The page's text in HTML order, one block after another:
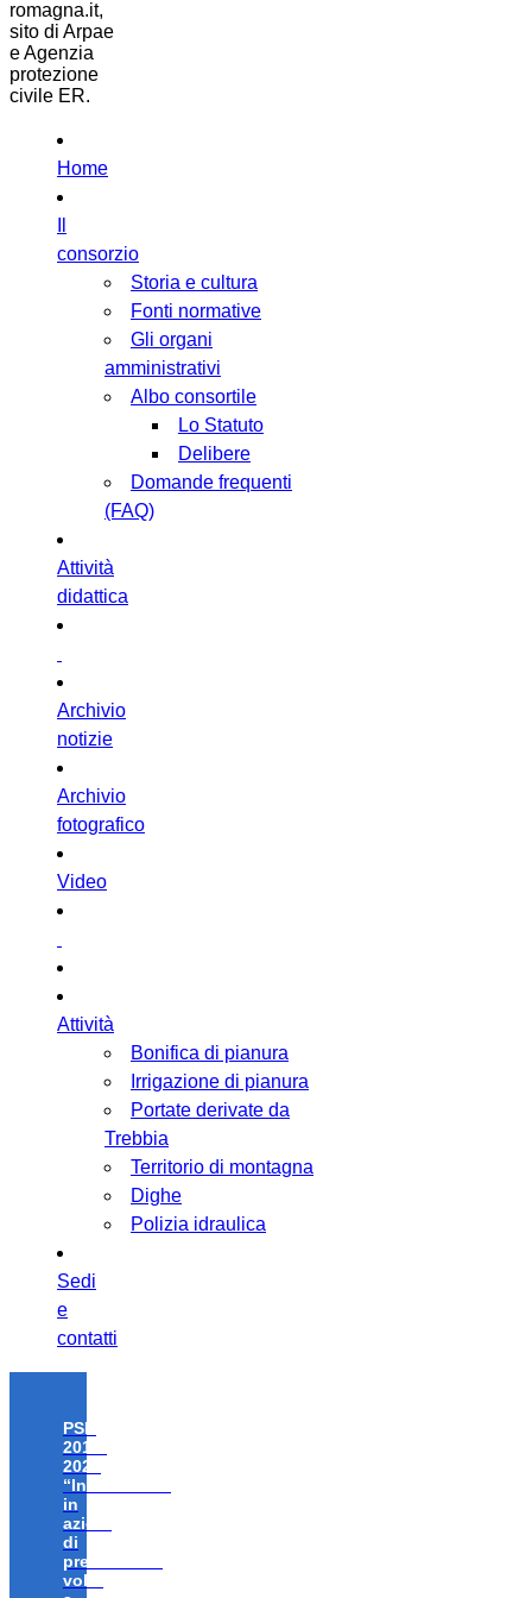
romagna.it,
sito di Arpae
e Agenzia
protezione
civile ER.
Home
consorzio
Storia e cultura
Fonti normative
Gli organi
amministrativi
Albo consortile
Lo Statuto
Delibere
Domande frequenti
(FAQ)
Attività
didattica
Archivio
notizie
Archivio
fotografico
Video
Attività
Bonifica di pianura
Irrigazione di pianura
Portate derivate da
Trebbia
Territorio di montagna
Dighe
Polizia idraulica
Sedi
e
contatti
PSR
2014-
2020
“Investimenti
in
azioni
di
prevenzione
volte